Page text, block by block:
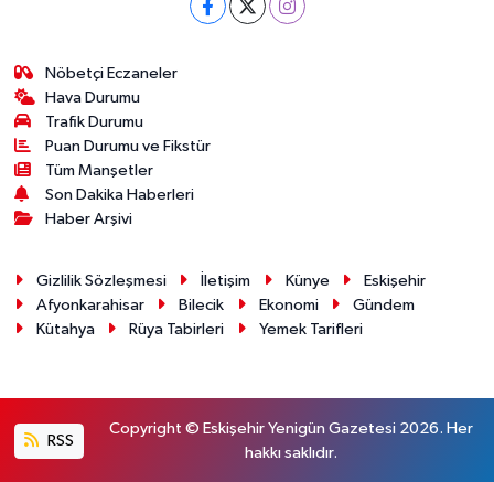
Nöbetçi Eczaneler
Hava Durumu
Trafik Durumu
Puan Durumu ve Fikstür
Tüm Manşetler
Son Dakika Haberleri
Haber Arşivi
Gizlilik Sözleşmesi İletişim Künye
Eskişehir
Afyonkarahisar
Bilecik Ekonomi
Gündem
Kütahya
Rüya Tabirleri Yemek Tarifleri
RSS
Copyright © Eskişehir Yenigün Gazetesi 2026. Her
hakkı saklıdır.